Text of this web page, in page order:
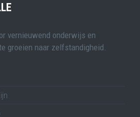
vernieuwend onderwijs en
groeien naar zelfstandigheid.